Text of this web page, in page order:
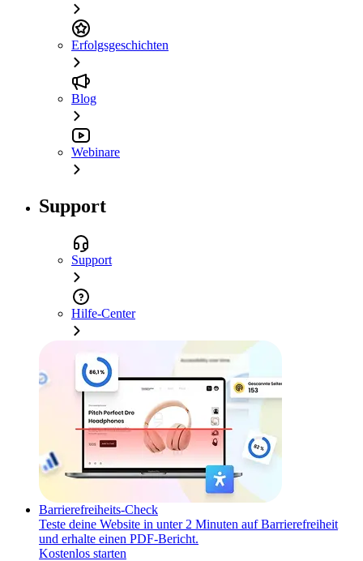
Erfolgsgeschichten
Blog
Webinare
Support
Support
Hilfe-Center
Barrierefreiheits-Check
Teste deine Website in unter 2 Minuten auf Barrierefreiheit
und erhalte einen PDF-Bericht.
Kostenlos starten